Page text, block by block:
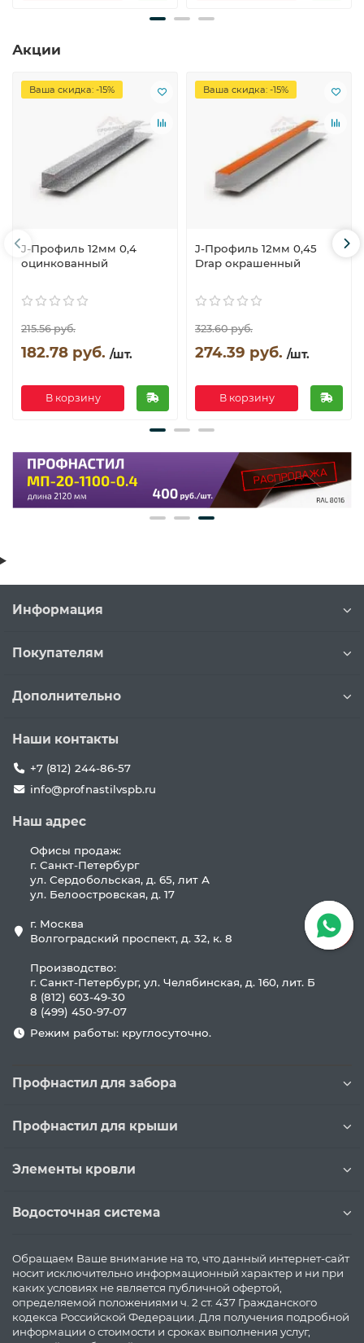
Акции
Ваша скидка: -15%
J-Профиль 12мм 0,4
оцинкованный
215.56 руб.
182.78 руб. /шт.
В корзину
Ваша скидка: -15%
J-Профиль 12мм 0,45
Drap окрашенный
323.60 руб.
274.39 руб. /шт.
В корзину
Информация
Покупателям
Дополнительно
Наши контакты
+7 (812) 244-86-57
info@profnastilvspb.ru
Наш адрес
Офисы продаж:
г. Санкт-Петербург
ул. Сердобольская, д. 65, лит А
ул. Белоостровская, д. 17
г. Москва
Волгоградский проспект, д. 32, к. 8
Производство:
г. Санкт-Петербург, ул. Челябинская, д. 160, лит. Б
8 (812) 603-49-30
8 (499) 450-97-07
Режим работы: круглосуточно.
Профнастил для забора
Профнастил для крыши
Элементы кровли
Водосточная система
Обращаем Ваше внимание на то, что данный интернет-сайт
носит исключительно информационный характер и ни при
каких условиях не является публичной офертой,
определяемой положениями ч. 2 ст. 437 Гражданского
кодекса Российской Федерации. Для получения подробной
информации о стоимости и сроках выполнения услуг,